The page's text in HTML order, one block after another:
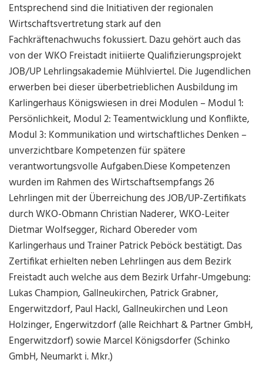
Entsprechend sind die Initiativen der regionalen
Wirtschaftsvertretung stark auf den
Fachkräftenachwuchs fokussiert. Dazu gehört auch das
von der WKO Freistadt initiierte Qualifizierungsprojekt
JOB/UP Lehrlingsakademie Mühlviertel. Die Jugendlichen
erwerben bei dieser überbetrieblichen Ausbildung im
Karlingerhaus Königswiesen in drei Modulen – Modul 1:
Persönlichkeit, Modul 2: Teamentwicklung und Konflikte,
Modul 3: Kommunikation und wirtschaftliches Denken –
unverzichtbare Kompetenzen für spätere
verantwortungsvolle Aufgaben.Diese Kompetenzen
wurden im Rahmen des Wirtschaftsempfangs 26
Lehrlingen mit der Überreichung des JOB/UP-Zertifikats
durch WKO-Obmann Christian Naderer, WKO-Leiter
Dietmar Wolfsegger, Richard Obereder vom
Karlingerhaus und Trainer Patrick Peböck bestätigt. Das
Zertifikat erhielten neben Lehrlingen aus dem Bezirk
Freistadt auch welche aus dem Bezirk Urfahr-Umgebung:
Lukas Champion, Gallneukirchen, Patrick Grabner,
Engerwitzdorf, Paul Hackl, Gallneukirchen und Leon
Holzinger, Engerwitzdorf (alle Reichhart & Partner GmbH,
Engerwitzdorf) sowie Marcel Königsdorfer (Schinko
GmbH, Neumarkt i. Mkr.)